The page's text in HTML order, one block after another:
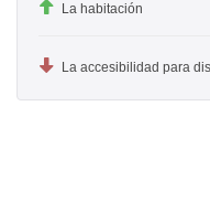
La habitación
La accesibilidad para